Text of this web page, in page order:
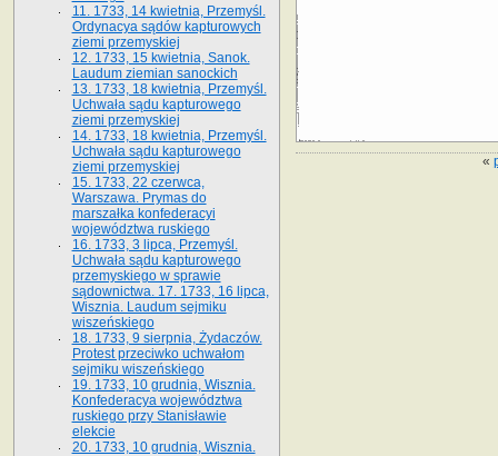
«
11. 1733, 14 kwietnia, Przemyśl.
Ordynacya sądów kapturowych
ziemi przemyskiej
12. 1733, 15 kwietnia, Sanok.
Laudum ziemian sanockich
13. 1733, 18 kwietnia, Przemyśl.
Uchwała sądu kapturowego
ziemi przemyskiej
14. 1733, 18 kwietnia, Przemyśl.
Uchwała sądu kapturowego
ziemi przemyskiej
15. 1733, 22 czerwca,
Warszawa. Prymas do
marszałka konfederacyi
województwa ruskiego
16. 1733, 3 lipca, Przemyśl.
Uchwała sądu kapturowego
przemyskiego w sprawie
sądownictwa. 17. 1733, 16 lipca,
Wisznia. Laudum sejmiku
wiszeńskiego
18. 1733, 9 sierpnia, Żydaczów.
Protest przeciwko uchwałom
sejmiku wiszeńskiego
19. 1733, 10 grudnia, Wisznia.
Konfederacya województwa
ruskiego przy Stanisławie
elekcie
20. 1733, 10 grudnia, Wisznia.